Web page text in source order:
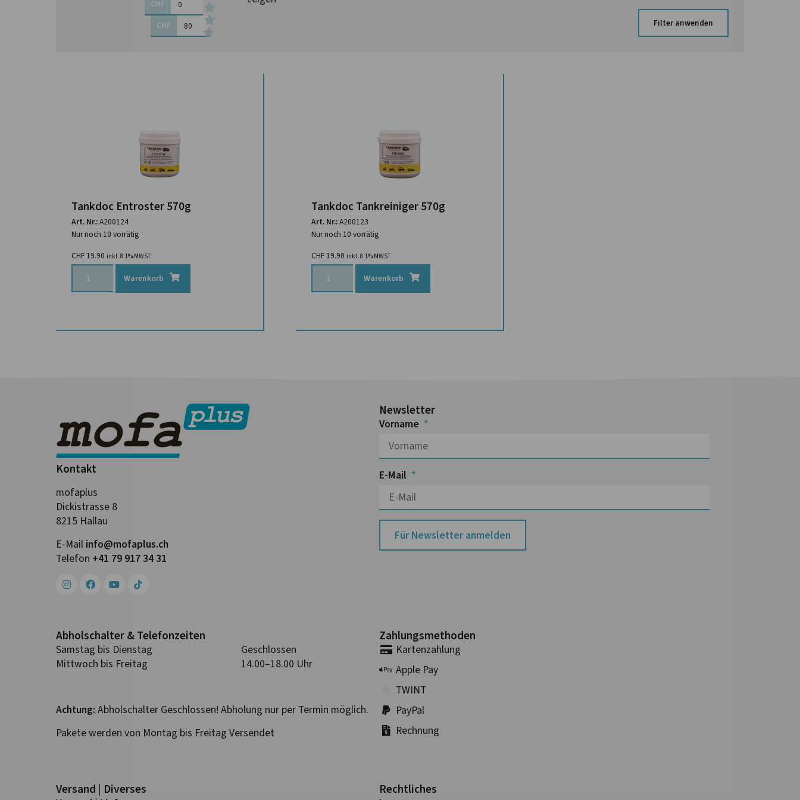
CHF
CHF
Filter anwenden
Tankdoc Entroster 570g
Art. Nr.:A200124
Nur noch 10 vorrätig
CHF 19.90 inkl. 8.1% MWST
Warenkorb
Tankdoc Tankreiniger 570g
Art. Nr.:A200123
Nur noch 10 vorrätig
CHF 19.90 inkl. 8.1% MWST
Warenkorb
Kontakt
mofaplus
Dickistrasse 8
8215 Hallau
E-Mail info@mofa­plus.ch
Telefon +41 79 917 34 31
Newsletter
Vorname
E-Mail
Für Newsletter anmelden
Abhol­schalter & Telefon­zeiten
Samstag bis Dienstag
Geschlossen
Mittwoch bis Freitag
14.00–18.00 Uhr
Achtung: Abholschalter Geschlossen! Abholung nur per Termin möglich.
Pakete werden von Montag bis Freitag Versendet
Zahlungs­methoden
Karten­zahlung
Apple Pay
TWINT
PayPal
Rechnung
Versand | Diverses Rechtliches